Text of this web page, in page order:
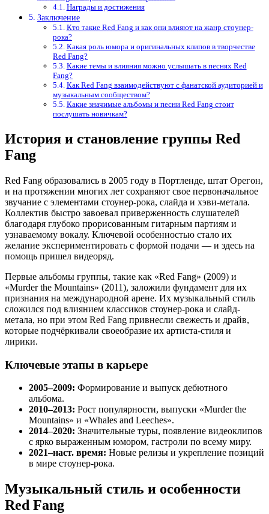
Награды и достижения
Заключение
Кто такие Red Fang и как они влияют на жанр стоунер-
рока?
Какая роль юмора и оригинальных клипов в творчестве
Red Fang?
Какие темы и влияния можно услышать в песнях Red
Fang?
Как Red Fang взаимодействуют с фанатской аудиторией и
музыкальным сообществом?
Какие значимые альбомы и песни Red Fang стоит
послушать новичкам?
История и становление группы Red
Fang
Red Fang образовались в 2005 году в Портленде, штат Орегон,
и на протяжении многих лет сохраняют свое первоначальное
звучание с элементами стоунер-рока, слайда и хэви-метала.
Коллектив быстро завоевал приверженность слушателей
благодаря глубоко прорисованным гитарным партиям и
узнаваемому вокалу. Ключевой особенностью стало их
желание экспериментировать с формой подачи — и здесь на
помощь пришел видеоряд.
Первые альбомы группы, такие как «Red Fang» (2009) и
«Murder the Mountains» (2011), заложили фундамент для их
признания на международной арене. Их музыкальный стиль
сложился под влиянием классиков стоунер-рока и слайд-
метала, но при этом Red Fang привнесли свежесть и драйв,
которые подчёркивали своеобразие их артиста-стиля и
лирики.
Ключевые этапы в карьере
2005–2009: Формирование и выпуск дебютного
альбома.
2010–2013: Рост популярности, выпуски «Murder the
Mountains» и «Whales and Leeches».
2014–2020: Значительные туры, появление видеоклипов
с ярко выраженным юмором, гастроли по всему миру.
2021–наст. время: Новые релизы и укрепление позиций
в мире стоунер-рока.
Музыкальный стиль и особенности
Red Fang